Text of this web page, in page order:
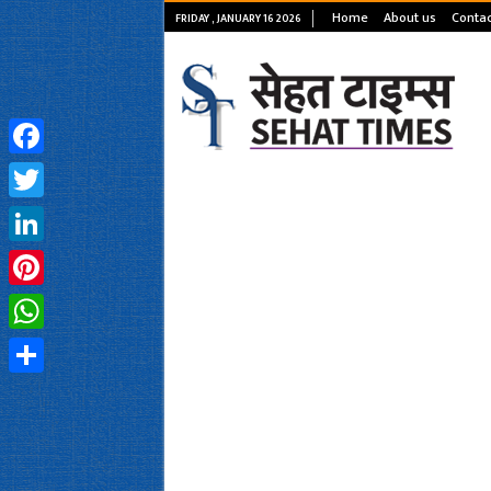
FRIDAY , JANUARY 16 2026 Home About us
Facebook
Twitter
LinkedIn
Pinterest
WhatsApp
Share